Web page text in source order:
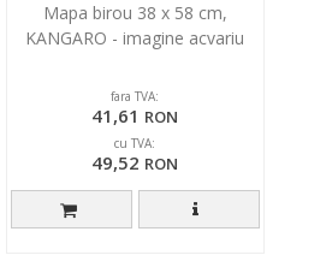
Mapa birou 38 x 58 cm,
KANGARO - imagine acvariu
fara TVA:
41,61 RON
cu TVA:
49,52 RON